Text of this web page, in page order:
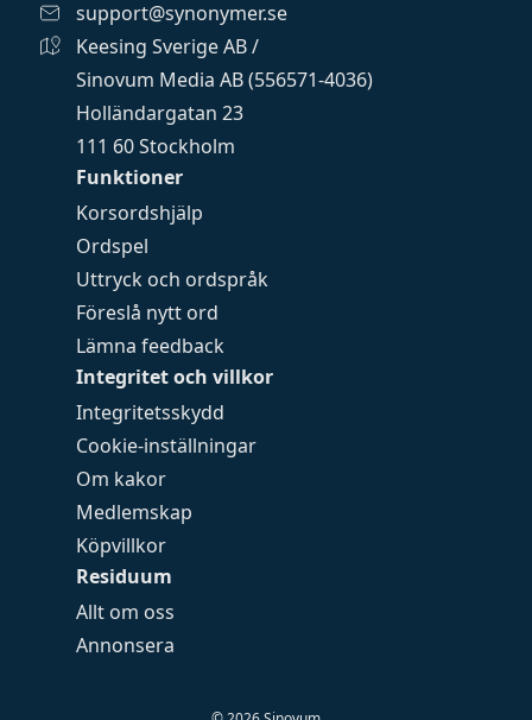
Funktioner
Korsordshjälp
Ordspel
Uttryck och ordspråk
Föreslå nytt ord
Lämna feedback
Integritet och villkor
Integritetsskydd
Cookie-inställningar
Om kakor
Medlemskap
Köpvillkor
Residuum
Allt om oss
Annonsera
support@synonymer.se
Keesing Sverige AB /
Sinovum Media AB (556571-4036)
Holländargatan 23
111 60 Stockholm